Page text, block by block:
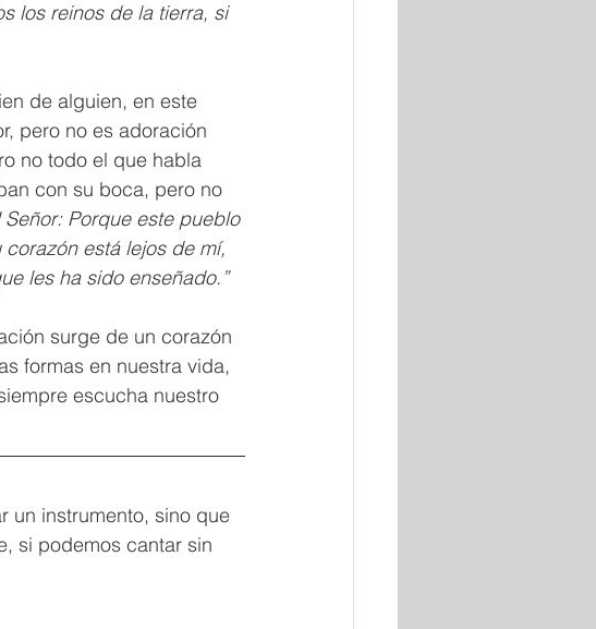
los reinos de la tierra, si
de alguien, en este
pero no es adoración
no todo el que habla
con su boca, pero no
Señor: Porque este pueblo
está lejos de mí,
les ha sido enseñado.”
surge de un corazón
formas en nuestra vida,
escucha nuestro
un instrumento, sino que
si podemos cantar sin